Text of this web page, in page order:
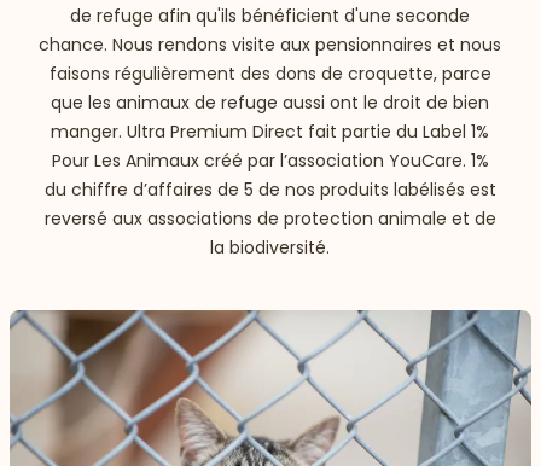
vers le bas
de refuge afin qu'ils bénéficient d'une seconde
chance. Nous rendons visite aux pensionnaires et nous
faisons régulièrement des dons de croquette, parce
que les animaux de refuge aussi ont le droit de bien
manger. Ultra Premium Direct fait partie du Label 1%
Pour Les Animaux créé par l’association YouCare. 1%
du chiffre d’affaires de 5 de nos produits labélisés est
reversé aux associations de protection animale et de
la biodiversité.